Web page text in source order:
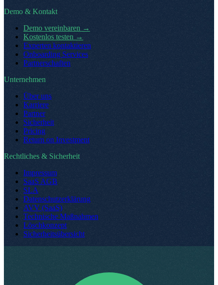
Demo & Kontakt
Demo vereinbaren →
Kostenlos testen →
Experten kontaktieren
Onboarding Services
Partnerschaften
Unternehmen
Über uns
Karriere
Partner
Sicherheit
Pricing
Return on Investment
Rechtliches & Sicherheit
Impressum
SaaS AGB
SLA
Datenschutzerklärung
AVV (SaaS)
Technische Maßnahmen
Löschkonzept
Sicherheitsübersicht